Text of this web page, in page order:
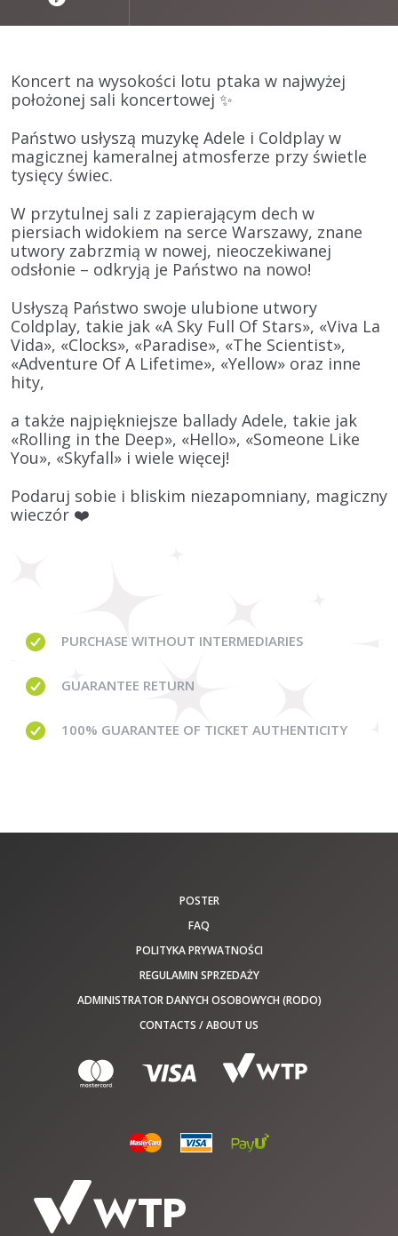
Koncert na wysokości lotu ptaka w najwyżej
położonej sali koncertowej ✨
Państwo usłyszą muzykę Adele i Coldplay w
magicznej kameralnej atmosferze przy świetle
tysięcy świec.
W przytulnej sali z zapierającym dech w
piersiach widokiem na serce Warszawy, znane
utwory zabrzmią w nowej, nieoczekiwanej
odsłonie – odkryją je Państwo na nowo!
Usłyszą Państwo swoje ulubione utwory
Coldplay, takie jak «A Sky Full Of Stars», «Viva La
Vida», «Clocks», «Paradise», «The Scientist»,
«Adventure Of A Lifetime», «Yellow» oraz inne
hity,
a także najpiękniejsze ballady Adele, takie jak
«Rolling in the Deep», «Hello», «Someone Like
You», «Skyfall» i wiele więcej!
Podaruj sobie i bliskim niezapomniany, magiczny
wieczór ❤️
PURCHASE WITHOUT INTERMEDIARIES
GUARANTEE RETURN
100% GUARANTEE OF TICKET AUTHENTICITY
POSTER
FAQ
POLITYKA PRYWATNOŚCI
REGULAMIN SPRZEDAŻY
ADMINISTRATOR DANYCH OSOBOWYCH (RODO)
CONTACTS / ABOUT US